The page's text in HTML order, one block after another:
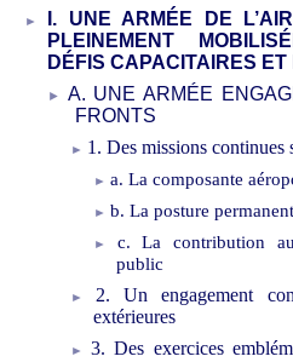
I. UNE ARMÉE DE
PLEINEMENT MOBILIS É
D É FIS CAPACITAIRES ET
A. UNE ARMÉE ENGAG
FRONTS
1. Des missions
a. La composante
b. La posture
c. La contribution
public
2. Un engagement
extérieures
3. Des exercices